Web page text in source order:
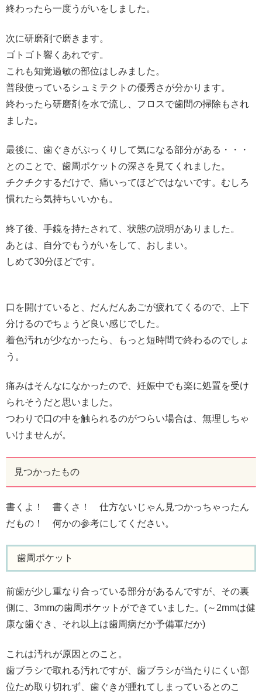
終わったら一度うがいをしました。
次に研磨剤で磨きます。
ゴトゴト響くあれです。
これも知覚過敏の部位はしみました。
普段使っているシュミテクトの優秀さが分かります。
終わったら研磨剤を水で流し、フロスで歯間の掃除もされ
ました。
最後に、歯ぐきがぷっくりして気になる部分がある・・・
とのことで、歯周ポケットの深さを見てくれました。
チクチクするだけで、痛いってほどではないです。むしろ
慣れたら気持ちいいかも。
終了後、手鏡を持たされて、状態の説明がありました。
あとは、自分でもうがいをして、おしまい。
しめて30分ほどです。
口を開けていると、だんだんあごが疲れてくるので、上下
分けるのでちょうど良い感じでした。
着色汚れが少なかったら、もっと短時間で終わるのでしょ
う。
痛みはそんなになかったので、妊娠中でも楽に処置を受け
られそうだと思いました。
つわりで口の中を触られるのがつらい場合は、無理しちゃ
いけませんが。
見つかったもの
書くよ！ 書くさ！ 仕方ないじゃん見つかっちゃったん
だもの！ 何かの参考にしてください。
歯周ポケット
前歯が少し重なり合っている部分があるんですが、その裏
側に、3mmの歯周ポケットができていました。(～2mmは健
康な歯ぐき、それ以上は歯周病だか予備軍だか)
これは汚れが原因とのこと。
歯ブラシで取れる汚れですが、歯ブラシが当たりにくい部
位ため取り切れず、歯ぐきが腫れてしまっているとのこ